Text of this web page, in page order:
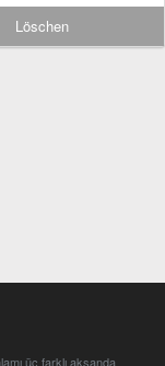
Löschen
üç farklı aksanda